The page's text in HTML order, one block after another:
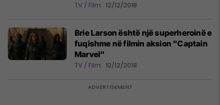
TV / Film 12/12/2018
Brie Larson është një superheroinë e
fuqishme në filmin aksion "Captain
Marvel"
TV / Film 10/12/2018